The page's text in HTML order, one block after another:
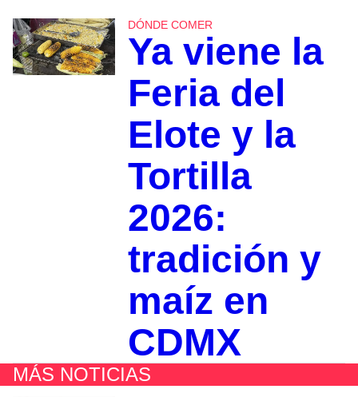
DÓNDE COMER
Ya viene la
Feria del
Elote y la
Tortilla
2026:
tradición y
maíz en
CDMX
MÁS NOTICIAS